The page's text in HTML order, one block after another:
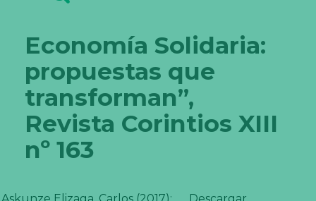
Economía Solidaria:
propuestas que
transforman”,
Revista Corintios XIII
nº 163